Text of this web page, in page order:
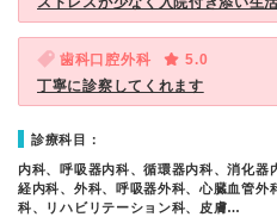
歯科口腔外科
5.0
丁寧に診察してくれます
診療科目：
内科、呼吸器内科、循環器内科、消化
経内科、外科、呼吸器外科、心臓血管外
科、リハビリテーション科、皮膚…